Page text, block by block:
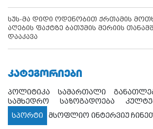
სუს-მა დიდი ოდენობით ქრთამის
აღების ფაქტზე ბათუმის მერიის
დააკავა
ᲙᲐᲢᲔᲒᲝᲠᲘᲔᲑᲘ
პოლიტიკა სამართალი
სამხედრო
საზოგადოება
სპორტი
მსოფლიო ინტერვიუ